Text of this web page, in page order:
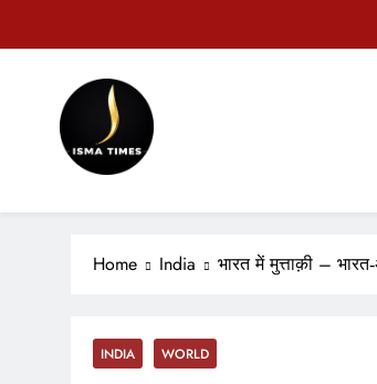
ISMA TIMES NEWS
Home India भारत में मुत्ताक़ी –
INDIA WORLD